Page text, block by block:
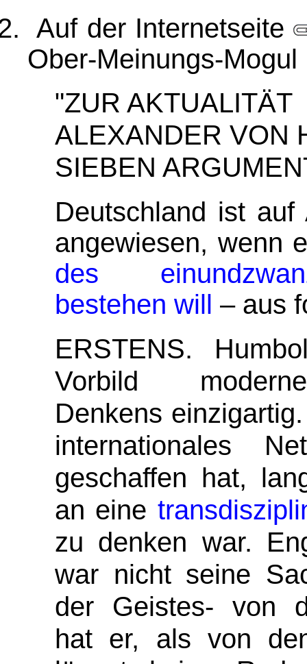
Auf der Internetseite
Ober-Meinungs-
"ZUR AKTUALITÄT
ALEXANDER VON
SIEBEN
Deutschland ist
angewiesen, wenn
des
bestehen will – aus
ERSTENS.
Vorbild
Denkens
internationales
geschaffen hat,
an eine
zu denken war.
war nicht seine
der Geistes- von
hat er, als von